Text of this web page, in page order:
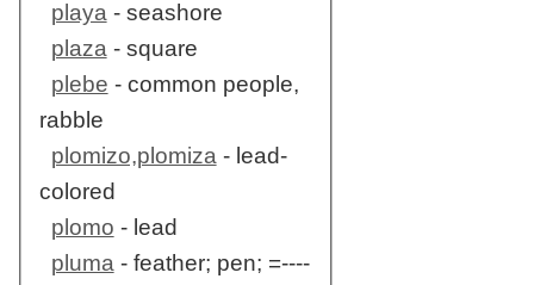
playa - seashore
plaza - square
plebe - common people,
rabble
plomizo,plomiza - lead-
colored
plomo - lead
pluma - feather; pen; =----